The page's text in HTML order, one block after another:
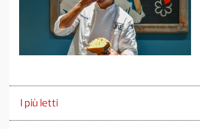
I più letti